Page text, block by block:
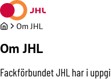
Hoppa
till
innehållet
Om JHL
Om JHL
Fackförbundet JHL har i